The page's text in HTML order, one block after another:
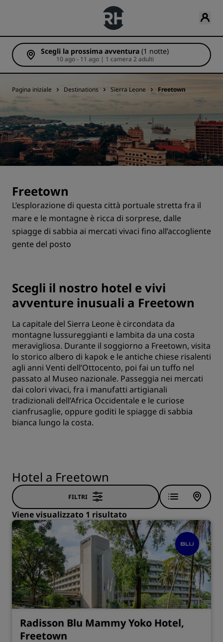
Scegli la prossima avventura (1 notte)
10 ago - 11 ago | 1 camera 2 adulti
Pagina iniziale Destinations Sierra Leone Freetown
Freetown
L’esplorazione di questa città portuale stretta fra il
mare e le montagne è ricca di sorprese, dalle
spiagge di sabbia ai mercati vivaci fino all’accogliente
gente del posto
Scegli il nostro hotel e vivi
avventure inusuali a Freetown
La capitale del Sierra Leone è circondata da
montagne lussureggianti e lambita da una costa
meravigliosa. Durante il soggiorno a Freetown, visita
lo storico albero di kapok e le antiche chiese risalenti
agli anni Venti dell’Ottocento, poi fai un tuffo nel
passato al Museo nazionale. Passeggia nei mercati
dai colori vivaci, fra i manufatti artigianali
tradizionali dell’Africa Occidentale e le curiose
cianfrusaglie, oppure goditi le spiagge di sabbia
bianca lungo la costa.
Hotel a Freetown
FILTRI
Viene visualizzato 1 risultato
Radisson Blu Mammy Yoko Hotel,
Freetown